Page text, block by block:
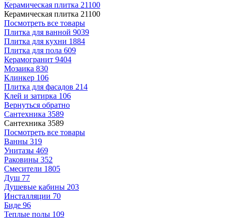
Керамическая плитка 21100
Керамическая плитка 21100
Посмотреть все товары
Плитка для ванной 9039
Плитка для кухни 1884
Плитка для пола 609
Керамогранит 9404
Мозаика 830
Клинкер 106
Плитка для фасадов 214
Клей и затирка 106
Вернуться обратно
Сантехника 3589
Сантехника 3589
Посмотреть все товары
Ванны 319
Унитазы 469
Раковины 352
Смесители 1805
Душ 77
Душевые кабины 203
Инсталляции 70
Биде 96
Теплые полы 109